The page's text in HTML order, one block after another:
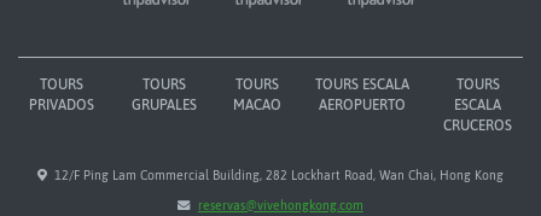
TOURS
PRIVADOS
TOURS
GRUPALES
TOURS
MACAO
TOURS ESCALA
AEROPUERTO
TOURS
ESCALA
CRUCEROS
12/F Ping Lam Commercial Building, 282 Lockhart Road, Wan Chai, Hong Kong
reservas@vivehongkong.com